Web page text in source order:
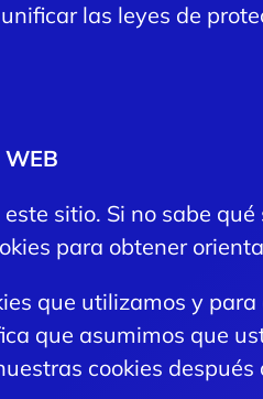
las leyes de
WEB
sitio. Si no sabe
para obtener
que utilizamos y
que asumimos que
cookies después